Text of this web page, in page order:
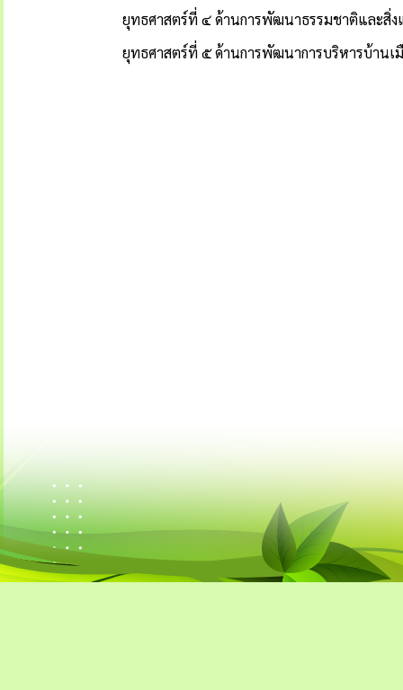
ยุทธศาสตร์ที่ ๔ ด้านการพัฒนาธรรมชาติและสิ่ง
ยุทธศาสตร์ที่ ๕ ด้านการพัฒนาการบริหารบ้านเ